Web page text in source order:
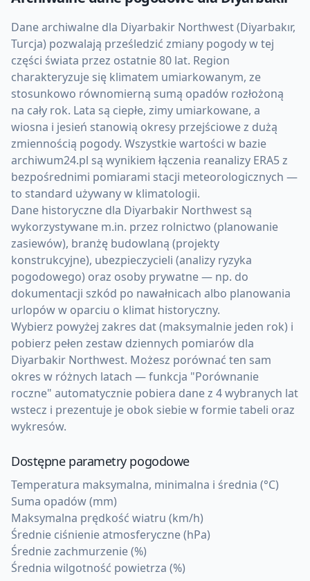
Dane archiwalne dla Diyarbakir Northwest (Diyarbakır,
Turcja) pozwalają prześledzić zmiany pogody w tej
części świata przez ostatnie 80 lat. Region
charakteryzuje się klimatem umiarkowanym, ze
stosunkowo równomierną sumą opadów rozłożoną
na cały rok. Lata są ciepłe, zimy umiarkowane, a
wiosna i jesień stanowią okresy przejściowe z dużą
zmiennością pogody. Wszystkie wartości w bazie
archiwum24.pl są wynikiem łączenia reanalizy ERA5 z
bezpośrednimi pomiarami stacji meteorologicznych —
to standard używany w klimatologii.
Dane historyczne dla Diyarbakir Northwest są
wykorzystywane m.in. przez rolnictwo (planowanie
zasiewów), branżę budowlaną (projekty
konstrukcyjne), ubezpieczycieli (analizy ryzyka
pogodowego) oraz osoby prywatne — np. do
dokumentacji szkód po nawałnicach albo planowania
urlopów w oparciu o klimat historyczny.
Wybierz powyżej zakres dat (maksymalnie jeden rok) i
pobierz pełen zestaw dziennych pomiarów dla
Diyarbakir Northwest. Możesz porównać ten sam
okres w różnych latach — funkcja "Porównanie
roczne" automatycznie pobiera dane z 4 wybranych lat
wstecz i prezentuje je obok siebie w formie tabeli oraz
wykresów.
Dostępne parametry pogodowe
Temperatura maksymalna, minimalna i średnia (°C)
Suma opadów (mm)
Maksymalna prędkość wiatru (km/h)
Średnie ciśnienie atmosferyczne (hPa)
Średnie zachmurzenie (%)
Średnia wilgotność powietrza (%)